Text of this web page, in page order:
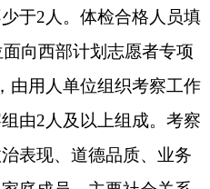
须与原件一致，提
招聘资格或聘用后
实准确，因电话错
。